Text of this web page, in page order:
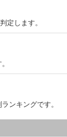
定します。
ンキングです。